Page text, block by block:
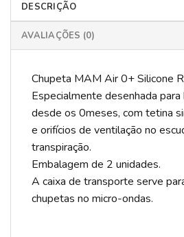
DESCRIÇÃO
AVALIAÇÕES (0)
Chupeta MAM Air 0+ Silicone
Especialmente desenhada
desde os 0meses, com tetina
e orifícios de ventilação no
transpiração.
Embalagem de 2 unidades.
A caixa de transporte serve
chupetas no micro-ondas.